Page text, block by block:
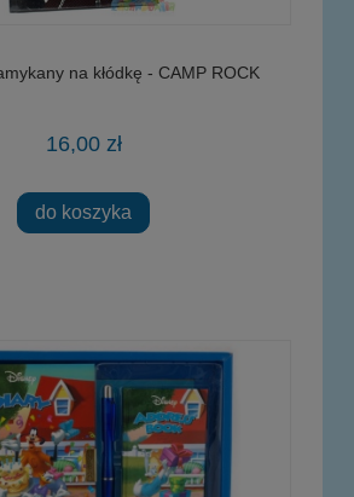
na kłódkę - CAMP ROCK
16,00 zł
do koszyka